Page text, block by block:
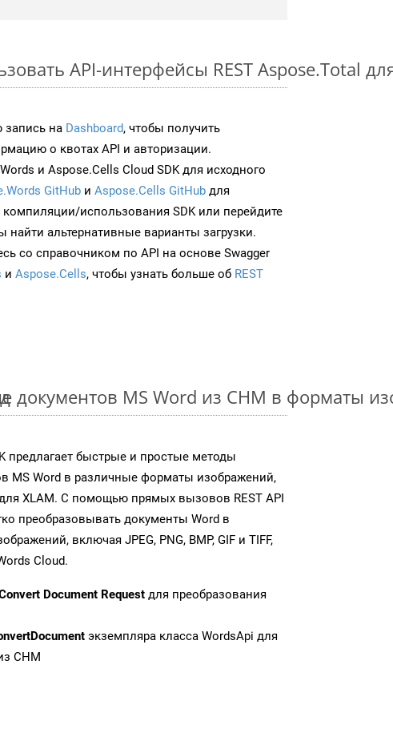
API-интерфейсы REST Aspose.Total
запись на Dashboard, чтобы получить
о квотах API и авторизации.
и Aspose.Cells Cloud SDK для исходного
GitHub и Aspose.Cells GitHub для
компиляции/использования SDK или перейдите
найти альтернативные варианты загрузки.
со справочником по API на основе Swagger
и Aspose.Cells, чтобы узнать больше об REST
документов MS Word из CHM в форматы
предлагает быстрые и простые методы
MS Word в различные форматы изображений,
XLAM. С помощью прямых вызовов REST API
преобразовывать документы Word в
включая JPEG, PNG, BMP, GIF и TIFF,
Cloud.
Document Request для преобразования
экземпляра класса WordsApi для
CHM